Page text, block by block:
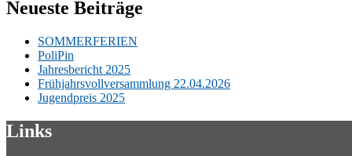
Neueste Beiträge
SOMMERFERIEN
PoliPin
Jahresbericht 2025
Frühjahrsvollversammlung 22.04.2026
Jugendpreis 2025
Links